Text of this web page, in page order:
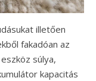
illetően
fakadóan az
súlya,
kapacitás